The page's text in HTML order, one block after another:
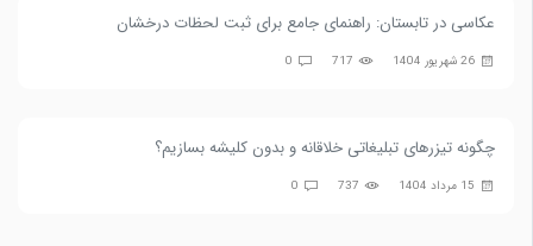
عکاسی در تابستان: راهنمای جامع برای ثبت لحظات درخشان
26 شهریور 1404 717
0
چگونه تیزرهای تبلیغاتی خلاقانه و بدون کلیشه بسازیم؟
15 مرداد 1404 737
0